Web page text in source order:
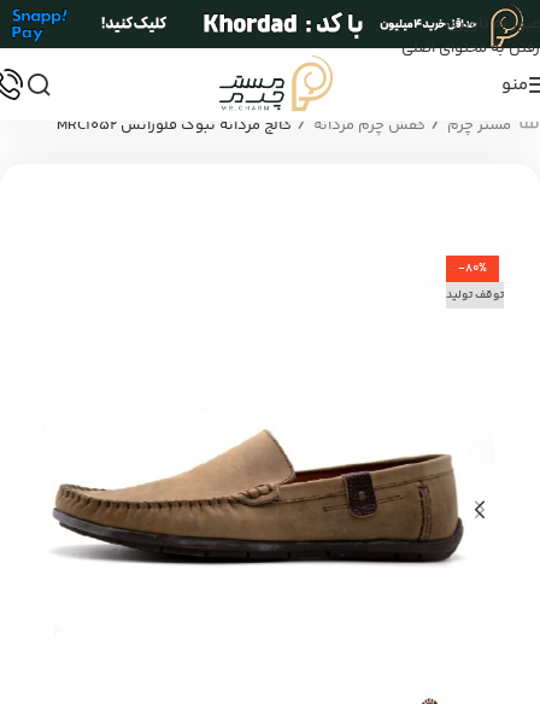
عبور به ناوبری
رفتن به محتوای اصلی
منو
مستر چرم / کفش چرم مردانه / کالج مردانه نبوک فلورانس MRC1052
-80%
توقف تولید